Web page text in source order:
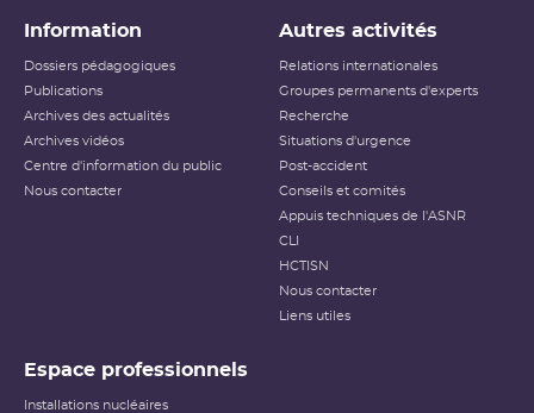
des deux autres bâtiments a été autorisée par
l’ASN. Une inspection du chantier en 2025 a mis
en évidence des pratiques satisfaisantes.
Information
Dossiers pédagogiques
Publications
Archives des actualités
Archives vidéos
Centre d'information du public
Nous contacter
Autres activités
Relations internationales
Groupes permanents d'experts
Recherche
Situations d'urgence
Post-accident
Conseils et comités
Appuis techniques de l'ASNR
CLI
HCTISN
Nous contacter
Liens utiles
Espace professionnels
Installations nucléaires